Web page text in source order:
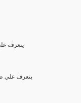
(3) يتعرف
(4) يتعرف علي